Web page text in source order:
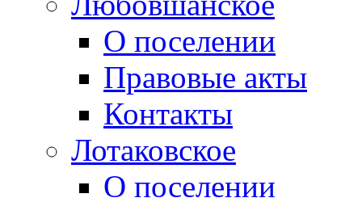
О поселении
Правовые акты
Контакты
Лотаковское
О поселении